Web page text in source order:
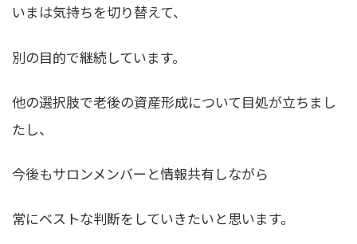
いまは気持ちを切り替えて、
別の目的で継続しています。
他の選択肢で老後の資産形成について目処が立ちまし
たし、
今後もサロンメンバーと情報共有しながら
常にベストな判断をしていきたいと思います。